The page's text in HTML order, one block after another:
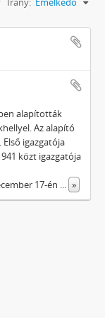
alapították
Az alapító
igazgatója
közt igazgatója
17-én ... »